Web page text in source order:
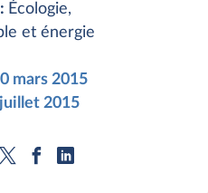
Écologie,
et énergie
mars 2015
2015